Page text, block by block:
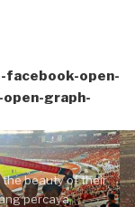
facebook-open-
graph-
beauty of their
percaya